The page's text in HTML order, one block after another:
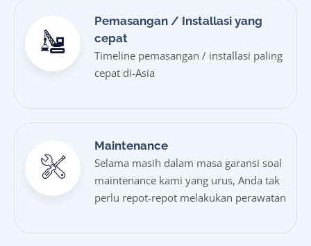
Pemasangan / Installasi yang
cepat
Timeline pemasangan / installasi paling
cepat di-Asia
Maintenance
Selama masih dalam masa garansi soal
maintenance kami yang urus, Anda tak
perlu repot-repot melakukan perawatan